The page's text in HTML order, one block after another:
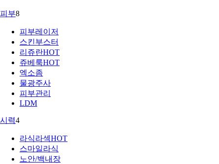
피부8
피부레이저
스킨부스터
리쥬란HOT
쥬베룩HOT
엑소좀
물광주사
피부관리
LDM
시력4
라식라섹HOT
스마일라식
노안/백내장